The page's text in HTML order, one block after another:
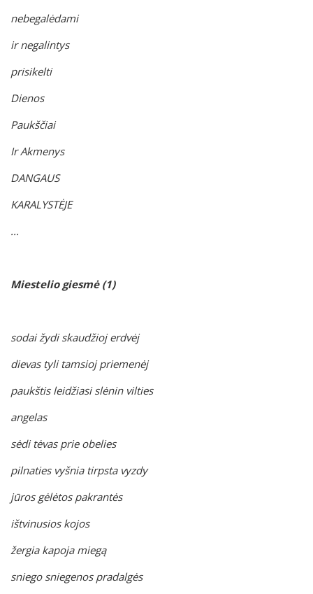
nebegalėdami
ir negalintys
prisikelti
Dienos
Paukščiai
Ir Akmenys
DANGAUS
KARALYSTĖJE
...
Miestelio giesmė (1)
sodai žydi skaudžioj erdvėj
dievas tyli tamsioj priemenėj
paukštis leidžiasi slėnin vilties
angelas
sėdi tėvas prie obelies
pilnaties vyšnia tirpsta vyzdy
jūros gėlėtos pakrantės
ištvinusios kojos
žergia kapoja miegą
sniego sniegenos pradalgės